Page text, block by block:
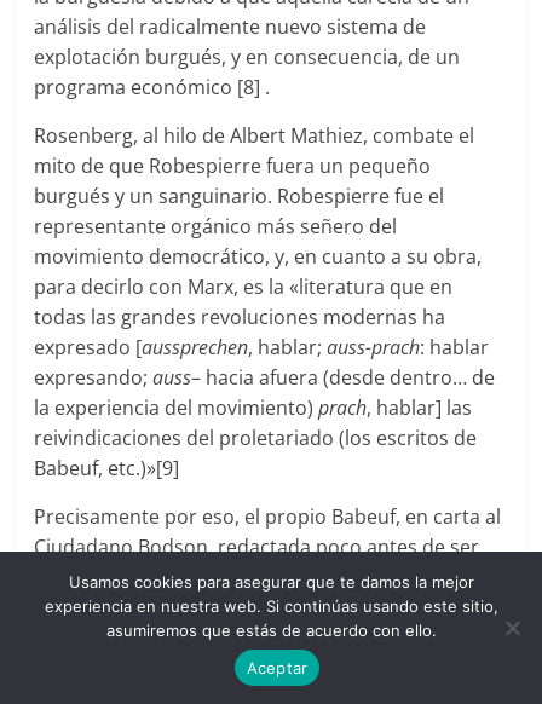
análisis del radicalmente nuevo sistema de
explotación burgués, y en consecuencia, de un
programa económico [8] .
Rosenberg, al hilo de Albert Mathiez, combate el
mito de que Robespierre fuera un pequeño
burgués y un sanguinario. Robespierre fue el
representante orgánico más señero del
movimiento democrático, y, en cuanto a su obra,
para decirlo con Marx, es la «literatura que en
todas las grandes revoluciones modernas ha
expresado [aussprechen, hablar;auss-prach: hablar
expresando;auss– hacia afuera (desde dentro… de
la experiencia del movimiento)prach, hablar] las
reivindicaciones del proletariado (los escritos de
Babeuf, etc.)»[9]
Precisamente por eso, el propio Babeuf, en carta al
Ciudadano Bodson, redactada poco antes de ser
ejecutado, refiriéndose al gran tribuno
revolucionario, escribía que Robespierre es la
democracia.
A continuación, Rosenberg expone el otro proceso
Usamos cookies para asegurar que te damos la mejor
experiencia en nuestra web. Si continúas usando este sitio,
asumiremos que estás de acuerdo con ello.
Aceptar